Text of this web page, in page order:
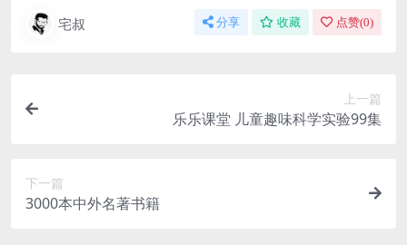
宅叔 分享 收藏 点赞(0)
上一篇
乐乐课堂 儿童趣味科学实验99集
下一篇
3000本中外名著书籍